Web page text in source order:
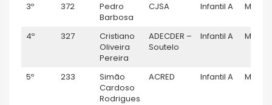
3º 372
Pedro
Barbosa
CJSA Infantil A M
4º 327
Cristiano
Oliveira
Pereira
ADECDER –
Soutelo
Infantil A M
5º 233
Simão
Cardoso
Rodrigues
ACRED Infantil A M